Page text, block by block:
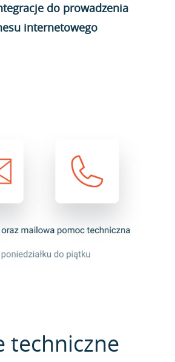
do prowadzenia
internetowego
techniczne